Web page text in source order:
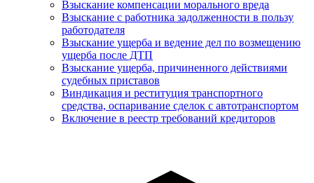
Взыскание компенсации морального вреда
Взыскание с работника задолженности в пользу
работодателя
Взыскание ущерба и ведение дел по возмещению
ущерба после ДТП
Взыскание ущерба, причиненного действиями
судебных приставов
Виндикация и реституция транспортного
средства, оспаривание сделок с автотранспортом
Включение в реестр требований кредиторов